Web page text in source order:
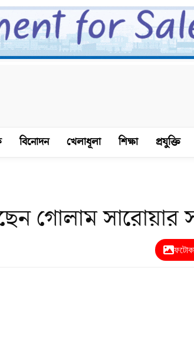
বিনোদন খেলাধূলা শিক্ষা প্রযুক্তি
গোলাম সারোয়ার